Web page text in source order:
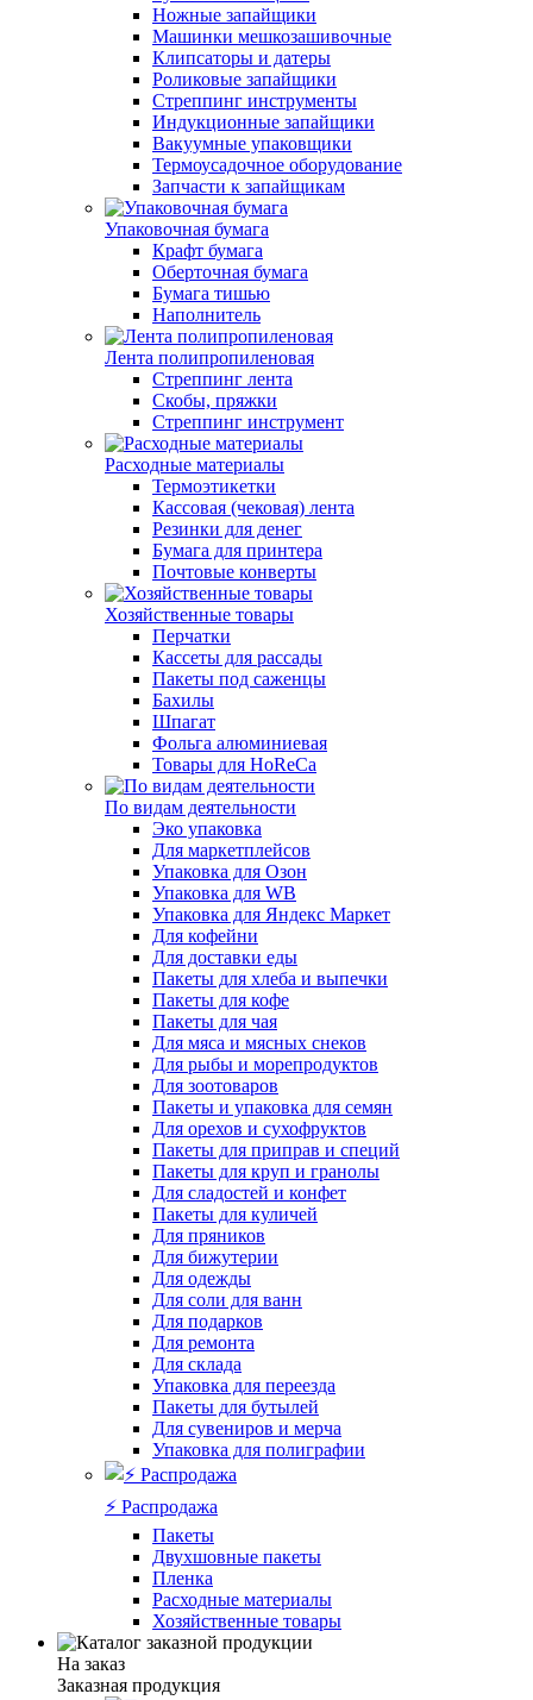
Ножные запайщики
Машинки мешкозашивочные
Клипсаторы и датеры
Роликовые запайщики
Стреппинг инструменты
Индукционные запайщики
Вакуумные упаковщики
Термоусадочное оборудование
Запчасти к запайщикам
Упаковочная бумага
Крафт бумага
Оберточная бумага
Бумага тишью
Наполнитель
Лента полипропиленовая
Стреппинг лента
Скобы, пряжки
Стреппинг инструмент
Расходные материалы
Термоэтикетки
Кассовая (чековая) лента
Резинки для денег
Бумага для принтера
Почтовые конверты
Хозяйственные товары
Перчатки
Кассеты для рассады
Пакеты под саженцы
Бахилы
Шпагат
Фольга алюминиевая
Товары для HoReCa
По видам деятельности
Эко упаковка
Для маркетплейсов
Упаковка для Озон
Упаковка для WB
Упаковка для Яндекс Маркет
Для кофейни
Для доставки еды
Пакеты для хлеба и выпечки
Пакеты для кофе
Пакеты для чая
Для мяса и мясных снеков
Для рыбы и морепродуктов
Для зоотоваров
Пакеты и упаковка для семян
Для орехов и сухофруктов
Пакеты для приправ и специй
Пакеты для круп и гранолы
Для сладостей и конфет
Пакеты для куличей
Для пряников
Для бижутерии
Для одежды
Для соли для ванн
Для подарков
Для ремонта
Для склада
Упаковка для переезда
Пакеты для бутылей
Для сувениров и мерча
Упаковка для полиграфии
⚡️ Распродажа
Пакеты
Двухшовные пакеты
Пленка
Расходные материалы
Хозяйственные товары
На заказ
Заказная продукция